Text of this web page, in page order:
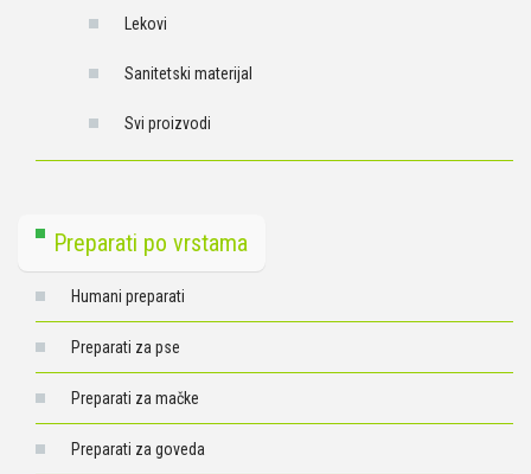
Lekovi
Sanitetski materijal
Svi proizvodi
Preparati po vrstama
Humani preparati
Preparati za pse
Preparati za mačke
Preparati za goveda